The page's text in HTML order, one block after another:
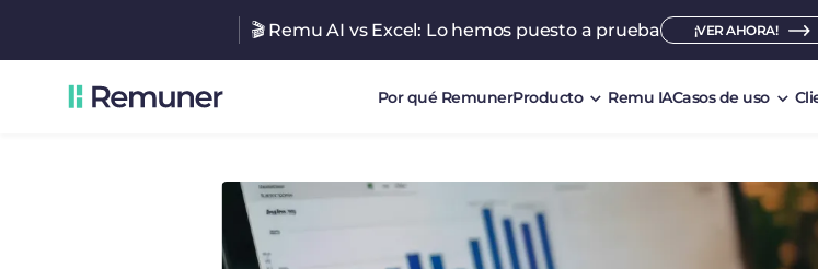
🎬 Remu AI vs Excel: Lo hemos puesto a prueba ¡VER AHORA!
Por qué RemunerProducto Remu IACasos de uso